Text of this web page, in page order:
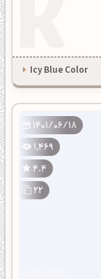
Icy Blue Color
1401/06/18
1,469
4.4
22